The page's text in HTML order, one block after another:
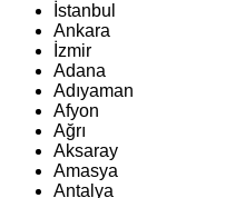
İstanbul
Ankara
İzmir
Adana
Adıyaman
Afyon
Ağrı
Aksaray
Amasya
Antalya